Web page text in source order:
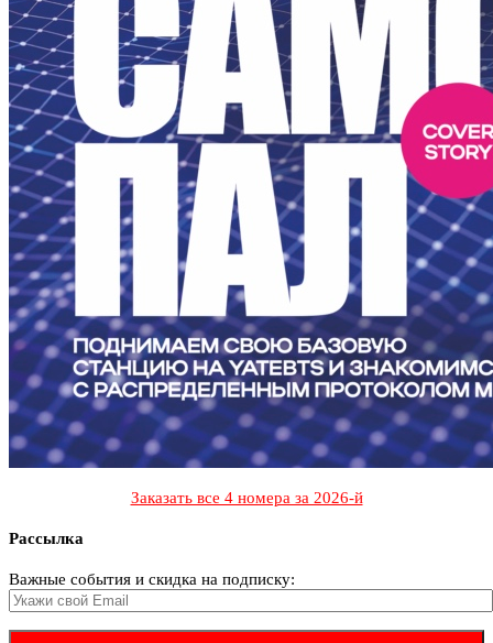
Заказать все 4 номера за 2026-й
Рассылка
Важные события и скидка на подписку: